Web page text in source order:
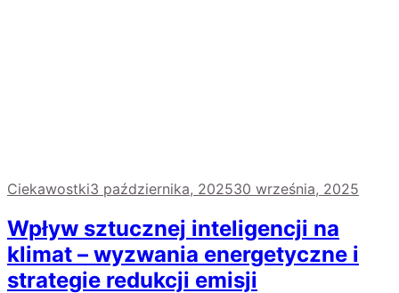
Ciekawostki3 października, 202530 września, 2025
Wpływ sztucznej inteligencji na
klimat – wyzwania energetyczne i
strategie redukcji emisji